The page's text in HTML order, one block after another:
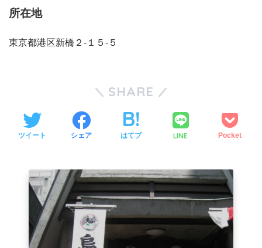
所在地
東京都港区新橋２-１５-５
SHARE
ツイート シェア はてブ LINE Pocket